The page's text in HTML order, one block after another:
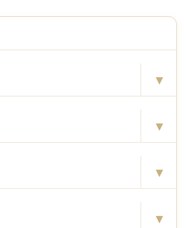
▾
▾
▾
▾